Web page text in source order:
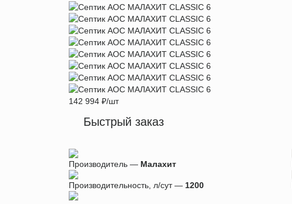
142 994 ₽/шт
Быстрый заказ
Производитель — Малахит
Производительность, л/сут — 1200